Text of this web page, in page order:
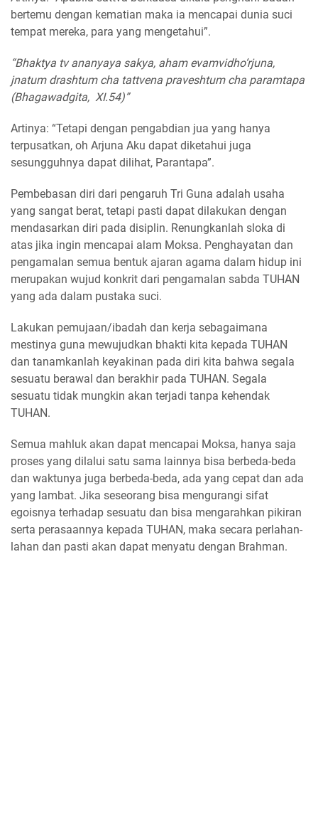
bertemu dengan kematian maka ia mencapai dunia suci
tempat mereka, para yang mengetahui”.
“Bhaktya tv ananyaya sakya, aham evamvidho‘rjuna,
jnatum drashtum cha tattvena praveshtum cha paramtapa
(Bhagawadgita, XI.54)”
Artinya: “Tetapi dengan pengabdian jua yang hanya
terpusatkan, oh Arjuna Aku dapat diketahui juga
sesungguhnya dapat dilihat, Parantapa”.
Pembebasan diri dari pengaruh Tri Guna adalah usaha
yang sangat berat, tetapi pasti dapat dilakukan dengan
mendasarkan diri pada disiplin. Renungkanlah sloka di
atas jika ingin mencapai alam Moksa. Penghayatan dan
pengamalan semua bentuk ajaran agama dalam hidup ini
merupakan wujud konkrit dari pengamalan sabda TUHAN
yang ada dalam pustaka suci.
Lakukan pemujaan/ibadah dan kerja sebagaimana
mestinya guna mewujudkan bhakti kita kepada TUHAN
dan tanamkanlah keyakinan pada diri kita bahwa segala
sesuatu berawal dan berakhir pada TUHAN. Segala
sesuatu tidak mungkin akan terjadi tanpa kehendak
TUHAN.
Semua mahluk akan dapat mencapai Moksa, hanya saja
proses yang dilalui satu sama lainnya bisa berbeda-beda
dan waktunya juga berbeda-beda, ada yang cepat dan ada
yang lambat. Jika seseorang bisa mengurangi sifat
egoisnya terhadap sesuatu dan bisa mengarahkan pikiran
serta perasaannya kepada TUHAN, maka secara perlahan-
lahan dan pasti akan dapat menyatu dengan Brahman.